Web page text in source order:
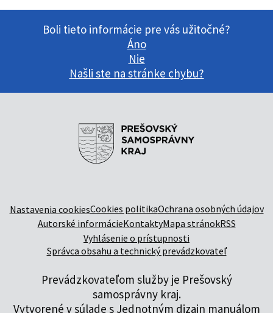
Boli tieto informácie pre vás užitočné?
Áno
Nie
Našli ste na stránke chybu?
Nastavenia cookiesCookies politikaOchrana osobných údajov
Autorské informácieKontaktyMapa stránokRSS
Vyhlásenie o prístupnosti
Správca obsahu a technický prevádzkovateľ
Prevádzkovateľom služby je Prešovský
samosprávny kraj.
Vytvorené v súlade s Jednotným dizajn manuálom